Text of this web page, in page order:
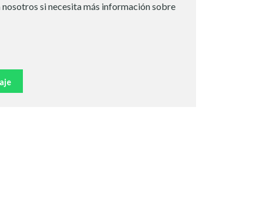
si necesita más información sobre